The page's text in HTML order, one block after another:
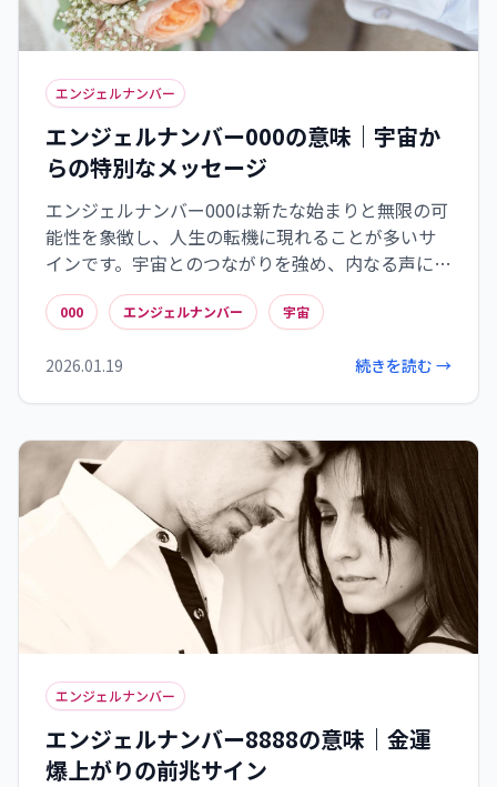
エンジェルナンバー
エンジェルナンバー000の意味｜宇宙か
らの特別なメッセージ
エンジェルナンバー000は新たな始まりと無限の可
能性を象徴し、人生の転機に現れることが多いサ
インです。宇宙とのつながりを強め、内なる声に耳
を傾けるよう促すこの数字は、特に悩みが深いと
きに意味を持ちます。日常生活の中で000に気づ
しい道を歩むヒントが得られるでしょう。宇宙か
らの特別なメッセージとして、000があなたの人生
000 エンジェルナンバー 宇宙
2026.01.19 続きを読む →
エンジェルナンバー
エンジェルナンバー8888の意味｜金運
爆上がりの前兆サイン